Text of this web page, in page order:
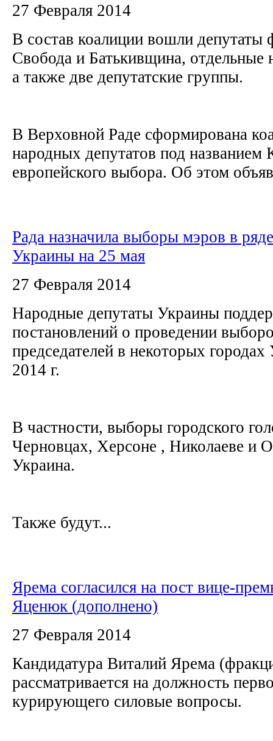
27 Февраля 2014
В состав коалиции вошли
Свобода и Батькивщина, отдельные
а также две депутатские группы.
В Верховной Раде сформирована
народных депутатов под названием
европейского выбора. Об этом
Рада назначила выборы мэров в
Украины на 25 мая
27 Февраля 2014
Народные депутаты Украины
постановлений о проведении
председателей в некоторых
2014 г.
В частности, выборы городского
Черновцах, Херсоне , Николаеве и
Украина.
Также будут...
Ярема согласился на пост вице-
Яценюк (дополнено)
27 Февраля 2014
Кандидатура Виталий Ярема
рассматривается на должность
курирующего силовые вопросы.